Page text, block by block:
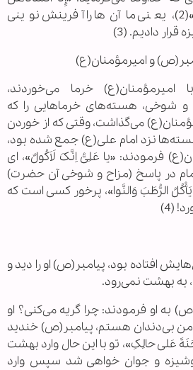
إِنشَآءً، فَجَعَلْنَاهُنَّ أَبْکَاراً»(2)، یعنی ما آن‌ها را آفرینش نوینی
دادیم. (3)
و امیرمؤمنان(ع)
خرما می‌خوردند،
و شوخی، هسته‌های خرماهایی را که
می‌گذاشت، وقتی که از خوردن
نزد امام علی(ع) جمع شده بود،
فرمودند: «یا عَلِیُّ اِنَّکَ لَاَکُولٌ»، ای
در پاسخ (مزاح و شوخی آن حضرت)
الرُّطَبَ وَالنَّوا»، پرخور کسی است که
(4)
افتاده بود، پیامبر(ص) او را دید و
به بهشت نمی‌رود.
به او فرمودند: چرا گریه می‌کنی؟ او
بی‌دندان هستم، پیامبر(ص) خندید
عَلی حالِکِ»، تو با این حال وارد بهشت
بلکه دوشیزه و جوان خواهی شد سپس وارد